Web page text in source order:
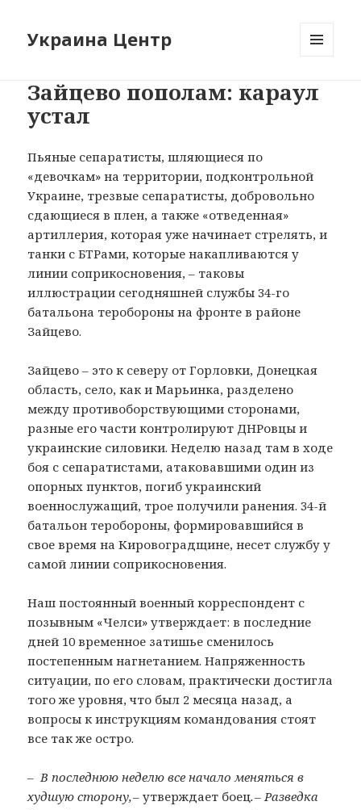
Украина Центр
ВИДЖЕТЫ
Зайцево пополам: караул
устал
Пьяные сепаратисты, шляющиеся по
«девочкам» на территории, подконтрольной
Украине, трезвые сепаратисты, добровольно
сдающиеся в плен, а также «отведенная»
артиллерия, которая уже начинает стрелять, и
танки с БТРами, которые накапливаются у
линии соприкосновения, – таковы
иллюстрации сегодняшней службы 34-го
батальона теробороны на фронте в районе
Зайцево.
Зайцево – это к северу от Горловки, Донецкая
область, село, как и Марьинка, разделено
между противоборствующими сторонами,
разные его части контролируют ДНРовцы и
украинские силовики. Неделю назад там в ходе
боя с сепаратистами, атаковавшими один из
опорных пунктов, погиб украинский
военнослужащий, трое получили ранения. 34-й
батальон теробороны, формировавшийся в
свое время на Кировоградщине, несет службу у
самой линии соприкосновения.
Наш постоянный военный корреспондент с
позывным «Челси» утверждает: в последние
дней 10 временное затишье сменилось
постепенным нагнетанием. Напряженность
ситуации, по его словам, практически достигла
того же уровня, что был 2 месяца назад, а
вопросы к инструкциям командования стоят
все так же остро.
– В последнюю неделю все начало меняться в
худшую сторону, –утверждает боец. – Разведка